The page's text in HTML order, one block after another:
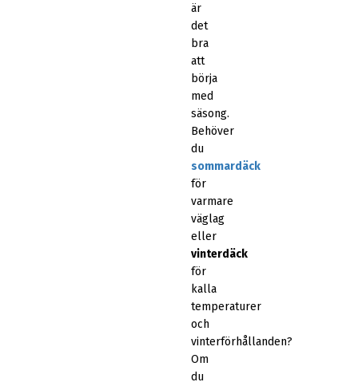
är
det
bra
att
börja
med
säsong.
Behöver
du
sommardäck
för
varmare
väglag
eller
vinterdäck
för
kalla
temperaturer
och
vinterförhållanden?
Om
du